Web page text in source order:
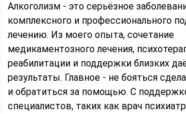
Алкоголизм - это серьёзное
комплексного и профессионального
лечению. Из моего опыта, сочетание
медикаментозного лечения,
реабилитации и поддержки близких
результаты. Главное - не бояться
и обратиться за помощью. С
специалистов, таких как врач